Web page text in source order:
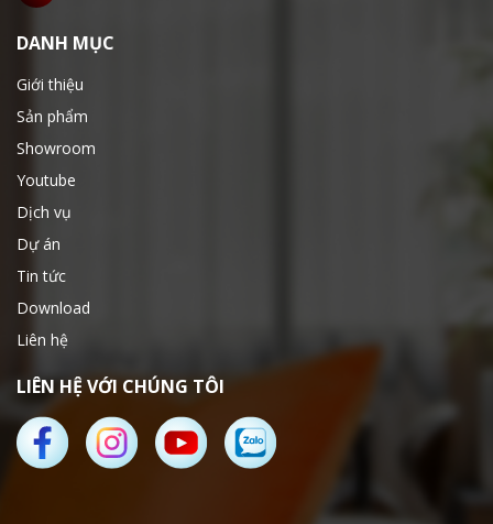
DANH MỤC
Giới thiệu
Sản phẩm
Showroom
Youtube
Dịch vụ
Dự án
Tin tức
Download
Liên hệ
LIÊN HỆ VỚI CHÚNG TÔI